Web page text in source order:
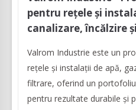
pentru rețele și
canalizare, încălzire
Valrom Industrie este un
rețele și instalații de apă,
filtrare, oferind un
pentru rezultate durabile și